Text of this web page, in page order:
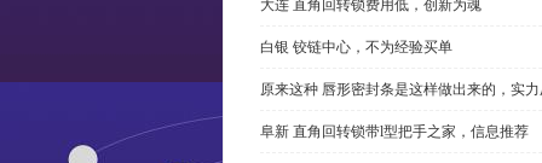
大连 直角回转锁费用低，创新为魂
白银 铰链中心，不为经验买单
原来这种 唇形密封条是这样做出来的，实
阜新 直角回转锁带l型把手之家，信息推荐